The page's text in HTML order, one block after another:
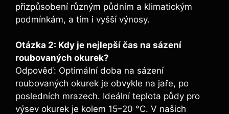
přizpůsobení různým půdním a‌ klimatickým
podmínkám, a tím ‌i vyšší výnosy.
Otázka 2:‌ Kdy je nejlepší čas na sázení
roubovaných okurek?
Odpověď: Optimální ‍doba na sázení
roubovaných okurek je obvykle ‌na jaře, po
posledních mrazech. Ideální teplota ⁤půdy pro
výsev okurek je⁢ kolem 15–20 °C. V našich